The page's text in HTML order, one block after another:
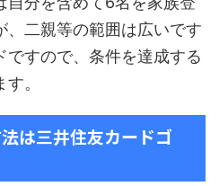
、二親等の範囲は広いです
ですので、条件を達成する
。
は三井住友カードゴ